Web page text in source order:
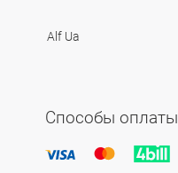
Alf Ua
Способы оплаты